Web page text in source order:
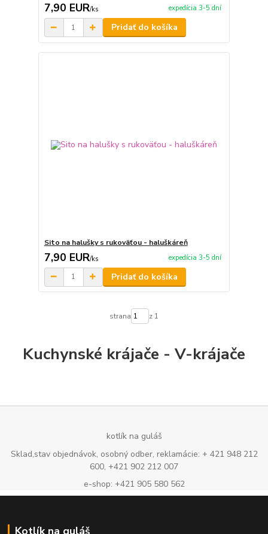
7,90 EUR/ks expedícia 3-5 dní
Pridať do košíka
Sito na halušky s rukoväťou - haluškáreň
7,90 EUR/ks expedícia 3-5 dní
Pridať do košíka
strana z 1
Kuchynské krájače - V-krájače
kotlík na guláš
Sklad,stav objednávok, osobný odber, reklamácie: + 421 948 212
600, +421 902 212 007
e-shop: +421 905 580 562
Kotlík na guláš